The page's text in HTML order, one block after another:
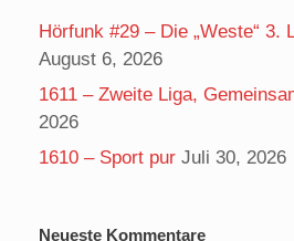
Hörfunk #29 – Die „Weste“ 3.
August 6, 2026
1611 – Zweite Liga,
2026
1610 – Sport pur Juli 30, 2026
Neueste Kommentare